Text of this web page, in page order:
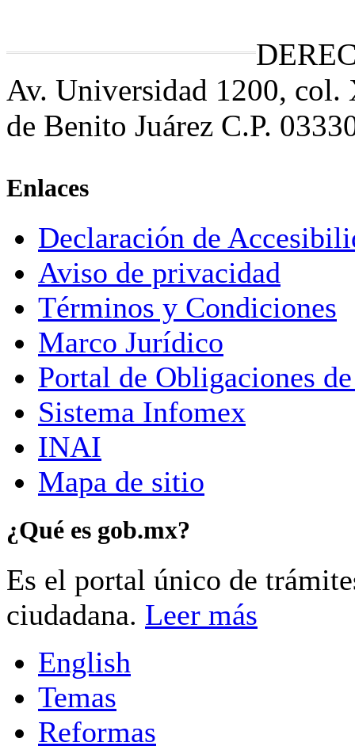
Av. Universidad 1200,
de Benito Juárez C.P.
Enlaces
Declaración de
Aviso de privacidad
Términos y Condiciones
Marco Jurídico
Portal de Obligaciones
Sistema Infomex
INAI
Mapa de sitio
¿Qué es gob.mx?
Es el portal único de
ciudadana. Leer más
English
Temas
Reformas